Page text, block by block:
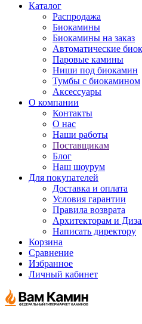
Каталог
Распродажа
Биокамины
Биокамины на заказ
Автоматические
Паровые камины
Ниши под биокамин
Тумбы с биокамином
Аксессуары
О компании
Контакты
О нас
Наши работы
Поставщикам
Блог
Наш шоурум
Для покупателей
Доставка и оплата
Условия гарантии
Правила возврата
Архитекторам и
Написать директору
Корзина
Сравнение
Избранное
Личный кабинет